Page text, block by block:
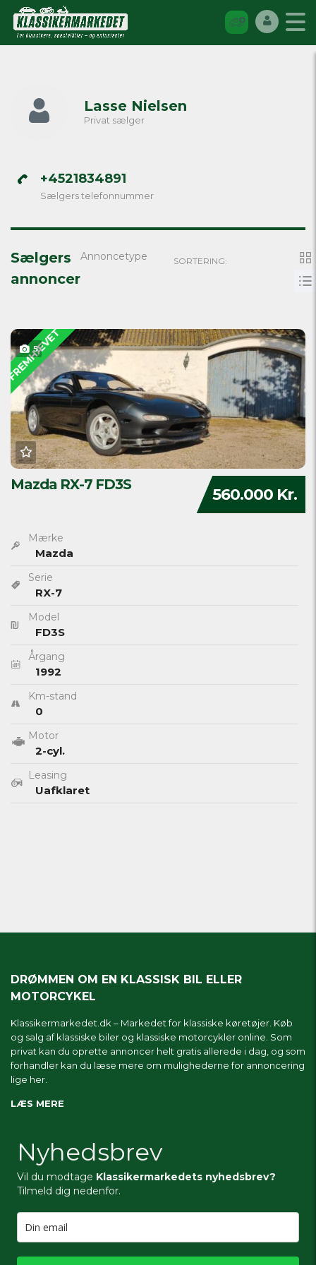
Lasse Nielsen
Privat sælger
+4521834891
Sælgers telefonnummer
Sælgers
annoncer
Annoncetype SORTERING:
5
FREMHÆVET
560.000 Kr.
Mazda RX-7 FD3S
Mærke
Mazda
Serie
RX-7
Model
FD3S
Årgang
1992
Km-stand
0
Motor
2-cyl.
Leasing
Uafklaret
DRØMMEN OM EN KLASSISK BIL ELLER
MOTORCYKEL
Klassikermarkedet.dk – Markedet for klassiske køretøjer. Køb
og salg af klassiske biler og klassiske motorcykler online. Som
privat kan du oprette annoncer helt gratis allerede i dag, og som
forhandler kan du læse mere om mulighederne for annoncering
lige her.
LÆS MERE
Nyhedsbrev
Vil du modtage Klassikermarkedets nyhedsbrev?
Tilmeld dig nedenfor.